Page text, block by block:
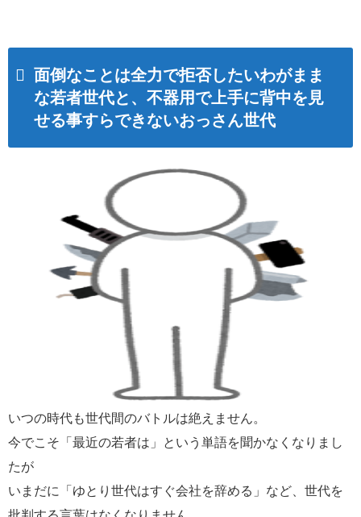
面倒なことは全力で拒否したいわがまま
な若者世代と、不器用で上手に背中を見
せる事すらできないおっさん世代
いつの時代も世代間のバトルは絶えません。
今でこそ「最近の若者は」という単語を聞かなくなりまし
たが
いまだに「ゆとり世代はすぐ会社を辞める」など、世代を